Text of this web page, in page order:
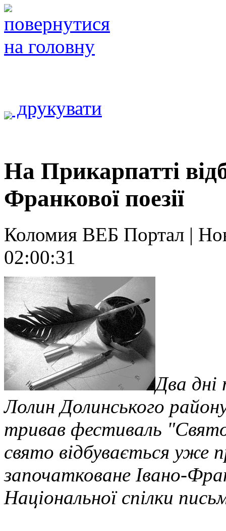
друкувати
На Прикарпатті
Франкової поезії
Коломия ВЕБ Портал |
02:00:31
Два дні
Лолин Долинського
тривав фестиваль "Свято
свято відбувається уже
започатковане Івано-
Національної спілки